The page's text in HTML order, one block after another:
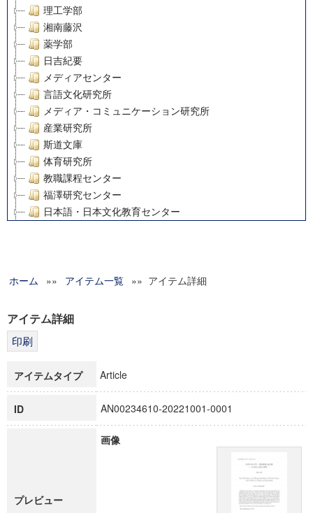
理工学部
湘南藤沢
薬学部
日吉紀要
メディアセンター
言語文化研究所
メディア・コミュニケーション研究所
産業研究所
斯道文庫
体育研究所
教職課程センター
福澤研究センター
日本語・日本文化教育センター
グローバルリサーチインスティテュート
科学研究費補助金研究成果報告書
博士課程教育リーディングプログラム「超成熟社会発展のサ
ホーム »» アイテム一覧 »» アイテム詳細
アイテム詳細
アイテムタイプ Article
ID AN00234610-20221001-0001
プレビュー
画像